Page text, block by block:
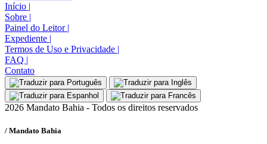
Início |
Sobre |
Painel do Leitor |
Expediente |
Termos de Uso e Privacidade |
FAQ |
Contato
2026 Mandato Bahia - Todos os direitos reservados
/ Mandato Bahia